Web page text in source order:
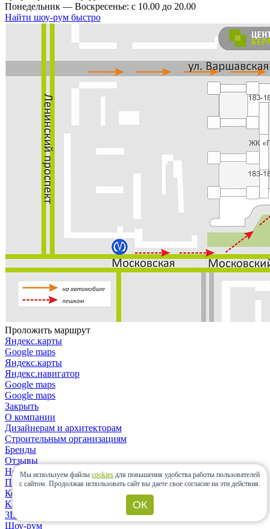
Понедельник — Воскресенье: с 10.00 до 20.00
Найти шоу-рум быстро
Проложить маршрут
Яндекс.карты
Google maps
Яндекс.карты
Яндекс.навигатор
Google maps
Google maps
Закрыть
О компании
Дизайнерам и архитекторам
Строительным организациям
Бренды
Отзывы
Новости
Политика конфиденциальности
Контакты
Клиентам
3D-дизайн
Шоу-рум
Мы используем файлы cookies для повышения удобства работы пользователей
с сайтом. Продолжая использовать сайт вы даете свое согласие на эти действия.
ОК